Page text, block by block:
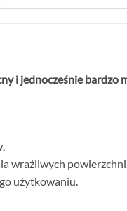
i jednocześnie bardzo
wrażliwych
użytkowaniu.